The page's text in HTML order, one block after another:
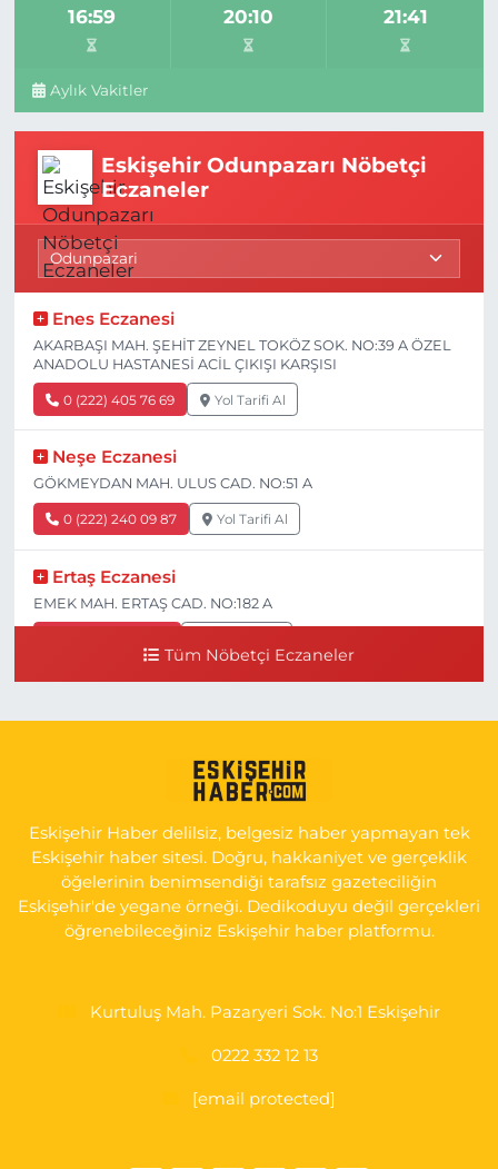
16:59 20:10 21:41
Aylık Vakitler
Eskişehir Odunpazarı Nöbetçi
Eczaneler
Enes Eczanesi
AKARBAŞI MAH. ŞEHİT ZEYNEL TOKÖZ SOK. NO:39 A ÖZEL
ANADOLU HASTANESİ ACİL ÇIKIŞI KARŞISI
0 (222) 405 76 69 Yol Tarifi Al
Neşe Eczanesi
GÖKMEYDAN MAH. ULUS CAD. NO:51 A
0 (222) 240 09 87 Yol Tarifi Al
Ertaş Eczanesi
EMEK MAH. ERTAŞ CAD. NO:182 A
KIRMIZITOPRAK MH.ERCAN SK.NO:14 ESKİ ASKER
Yol Tarifi Al
Tüm Nöbetçi Eczaneler
Eskişehir Haber delilsiz, belgesiz haber yapmayan tek
Eskişehir haber sitesi. Doğru, hakkaniyet ve gerçeklik
öğelerinin benimsendiği tarafsız gazeteciliğin
Eskişehir'de yegane örneği. Dedikoduyu değil gerçekleri
öğrenebileceğiniz Eskişehir haber platformu.
Kurtuluş Mah. Pazaryeri Sok. No:1 Eskişehir
0222 332 12 13
[email protected]